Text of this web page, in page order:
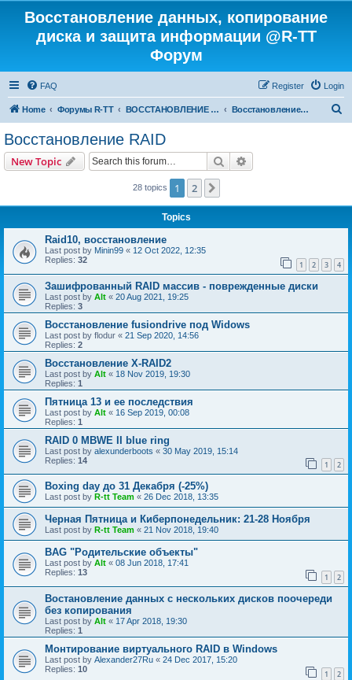
Восстановление данных, копирование
диска и защита информации @R-TT
Форум
FAQ Login
Register
Home Форумы R-TT ВОССТАНОВЛЕНИЕ ДАННЫХ И УДАЛЕННЫХ ФАЙЛОВ Восстановление RAID
Восстановление RAID
New Topic Search
28 topics 1 2
Topics
Raid10, восстановление
Last post by Minin99 « 12 Oct 2022, 12:35
Replies: 32 1 2 3 4
Зашифрованный RAID массив - поврежденные диски
Last post by Alt « 20 Aug 2021, 19:25
Replies: 3
Восстановление fusiondrive под Widows
Last post by flodur « 21 Sep 2020, 14:56
Replies: 2
Восстановление X-RAID2
Last post by Alt « 18 Nov 2019, 19:30
Replies: 1
Пятница 13 и ее последствия
Last post by Alt « 16 Sep 2019, 00:08
Replies: 1
RAID 0 MBWE II blue ring
Last post by alexunderboots « 30 May 2019, 15:14
Replies: 14 1 2
Boxing day до 31 Декабря (-25%)
Last post by R-tt Team « 26 Dec 2018, 13:35
Черная Пятница и Киберпонедельник: 21-28 Ноября
Last post by R-tt Team « 21 Nov 2018, 19:40
BAG "Родительские объекты"
Last post by Alt « 08 Jun 2018, 17:41
Replies: 13 1 2
Востановление данных с нескольких дисков поочереди
без копирования
Last post by Alt « 17 Apr 2018, 19:30
Replies: 1
Монтирование виртуального RAID в Windows
Last post by Alexander27Ru « 24 Dec 2017, 15:20
Replies: 10 1 2